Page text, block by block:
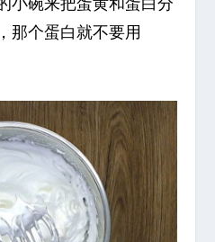
那个蛋白就不要用